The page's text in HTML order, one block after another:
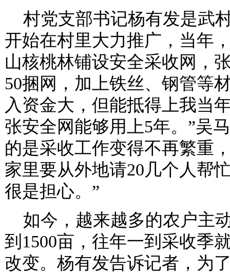
村党支部书记杨有发是武
开始在村里大力推广，当年
山核桃林铺设安全采收网，
50捆网，加上铁丝、钢管等
入资金大，但能抵得上我当
张安全网能够用上5年。”吴
的是采收工作变得不再繁重
家里要从外地请20几个人帮
很是担心。”
如今，越来越多的农户主
到1500亩，往年一到采收季
改变。杨有发告诉记者，为